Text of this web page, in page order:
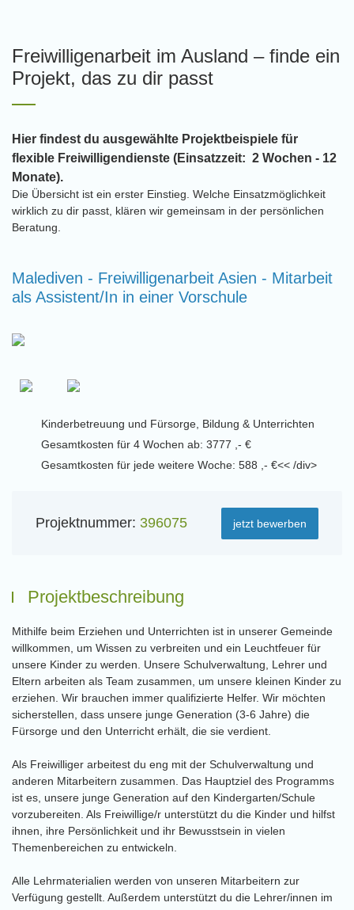
Freiwilligenarbeit im Ausland – finde ein
Projekt, das zu dir passt
Hier findest du ausgewählte Projektbeispiele für
flexible Freiwilligendienste (Einsatzzeit: 2 Wochen - 12
Monate).
Die Übersicht ist ein erster Einstieg. Welche Einsatzmöglichkeit
wirklich zu dir passt, klären wir gemeinsam in der persönlichen
Beratung.
Malediven - Freiwilligenarbeit Asien - Mitarbeit
als Assistent/In in einer Vorschule
Kinderbetreuung und Fürsorge, Bildung & Unterrichten
Gesamtkosten für 4 Wochen ab: 3777 ,- €
Gesamtkosten für jede weitere Woche: 588 ,- €<< /div>
Projektnummer: 396075 jetzt bewerben
Projektbeschreibung
Mithilfe beim Erziehen und Unterrichten ist in unserer Gemeinde
willkommen, um Wissen zu verbreiten und ein Leuchtfeuer für
unsere Kinder zu werden. Unsere Schulverwaltung, Lehrer und
Eltern arbeiten als Team zusammen, um unsere kleinen Kinder zu
erziehen. Wir brauchen immer qualifizierte Helfer. Wir möchten
sicherstellen, dass unsere junge Generation (3-6 Jahre) die
Fürsorge und den Unterricht erhält, die sie verdient.
Als Freiwilliger arbeitest du eng mit der Schulverwaltung und
anderen Mitarbeitern zusammen. Das Hauptziel des Programms
ist es, unsere junge Generation auf den Kindergarten/Schule
vorzubereiten. Als Freiwillige/r unterstützt du die Kinder und hilfst
ihnen, ihre Persönlichkeit und ihr Bewusstsein in vielen
Themenbereichen zu entwickeln.
Alle Lehrmaterialien werden von unseren Mitarbeitern zur
Verfügung gestellt. Außerdem unterstützt du die Lehrer/innen im